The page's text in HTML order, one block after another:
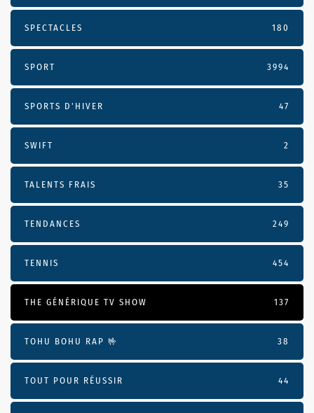
SPECTACLES 180
SPORT 3994
SPORTS D'HIVER 47
SWIFT 2
TALENTS FRAIS 35
TENDANCES 249
TENNIS 454
THE GÉNÉRIQUE TV SHOW 137
TOHU BOHU RAP 🤟 38
TOUT POUR RÉUSSIR 44